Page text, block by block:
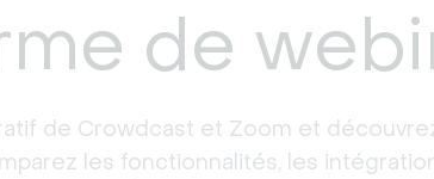
de
de Crowdcast et Zoom et
les fonctionnalités, les